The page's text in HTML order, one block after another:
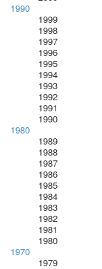
1990
1999
1998
1997
1996
1995
1994
1993
1992
1991
1990
1980
1989
1988
1987
1986
1985
1984
1983
1982
1981
1980
1970
1979